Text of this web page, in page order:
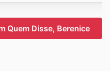
Quem Disse, Berenice